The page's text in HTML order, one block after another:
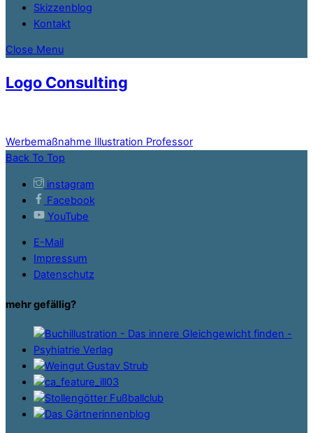
Skizzenblog
Kontakt
Close Menu
Logo Consulting
Werbemaßnahme Illustration Professor
Back To Top
instagram
Facebook
YouTube
E-Mail
Impressum
Datenschutz
mehr gefällig?